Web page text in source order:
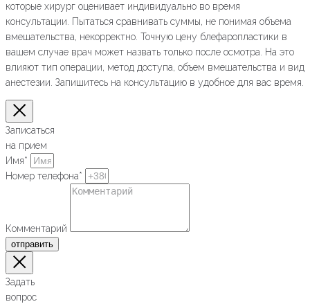
которые хирург оценивает индивидуально во время
консультации. Пытаться сравнивать суммы, не понимая объема
вмешательства, некорректно. Точную цену блефаропластики в
вашем случае врач может назвать только после осмотра. На это
влияют тип операции, метод доступа, объем вмешательства и вид
анестезии. Запишитесь на консультацию в удобное для вас время.
Записаться
на прием
Имя*
Номер телефона*
Комментарий
отправить
Задать
вопрос